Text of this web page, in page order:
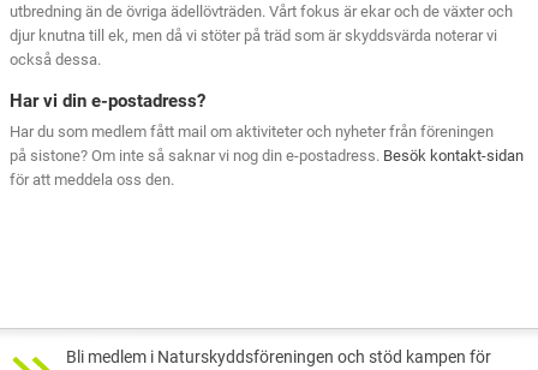
utbredning än de övriga ädellövträden. Vårt fokus är ekar och de växter och
djur knutna till ek, men då vi stöter på träd som är skyddsvärda noterar vi
också dessa.
Har vi din e-postadress?
Har du som medlem fått mail om aktiviteter och nyheter från föreningen
på sistone? Om inte så saknar vi nog din e-postadress. Besök kontakt-sidan
för att meddela oss den.
Bli medlem i Naturskyddsföreningen och stöd kampen för